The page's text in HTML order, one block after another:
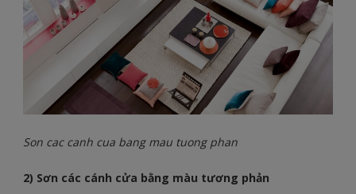
Son cac canh cua bang mau tuong phan
2) Sơn các cánh cửa bằng màu tương phản